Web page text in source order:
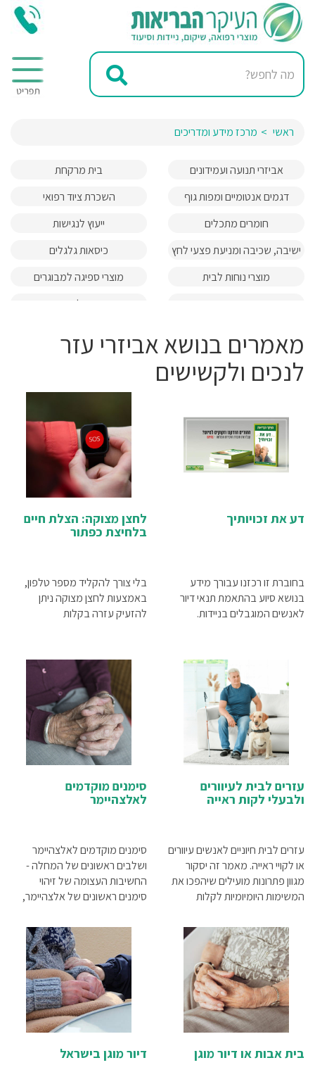
ראשי מרכז מידע ומדריכים
אביזרי תנועה ועמידונים
בית מרקחת
דגמים אנטומיים ומפות גוף
השכרת ציוד רפואי
חומרים מתכלים
ייעוץ לנגישות
ישיבה, שכיבה ומניעת פצעי לחץ
כיסאות גלגלים
מוצרי נוחות לבית
מוצרי ספיגה למבוגרים
מעלונים
ציוד דיאגנוסטיקה
ציוד וטיפול רפואי ביתי
ציוד וריהוט לקליניקה
ציוד רפואי לחרום
קלנועיות
רחצה והגיינה
שירותי רפואה בבית
מאמרים בנושא אביזרי עזר
לנכים ולקשישים
דע את זכויותיך
בחוברת זו רכזנו עבורך מידע
בנושא סיוע בהתאמת תנאי דיור
לאנשים המוגבלים בניידות.
לחצן מצוקה: הצלת חיים
בלחיצת כפתור
בלי צורך להקליד מספר טלפון,
באמצעות לחצן מצוקה ניתן
להזעיק עזרה בקלות
עזרים לבית לעיוורים
ולבעלי לקות ראייה
עזרים לבית חיוניים לאנשים עיוורים
או לקויי ראייה. מאמר זה יסקור
מגוון פתרונות מועילים שיהפכו את
המשימות היומיומיות לקלות
סימנים מוקדמים
לאלצהיימר
סימנים מוקדמים לאלצהיימר
ושלבים ראשונים של המחלה -
החשיבות העצומה של זיהוי
סימנים ראשונים של אלצהיימר,
אלצהיימר? וכיצד ניתן לסייע לאדם
שנמצא בשלבים ראשונים של
אלצהיימר? כל זאת במאמר
שלפניכם
בית אבות או דיור מוגן דיור מוגן בישראל